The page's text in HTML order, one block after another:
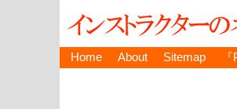
Home About Sitemap